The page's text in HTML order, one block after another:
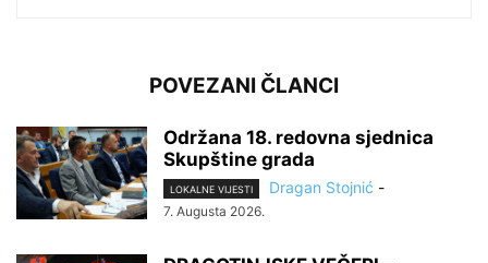
POVEZANI ČLANCI
Održana 18. redovna sjednica
Skupštine grada
LOKALNE VIJESTI Dragan Stojnić -
7. Augusta 2026.